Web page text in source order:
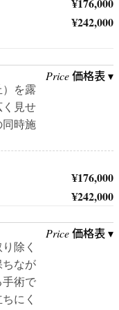
¥242,000
）を露
く見せ
同時施
Price価格表 ▾
¥176,000
¥242,000
除く
ちなが
手術で
にく
Price価格表 ▾